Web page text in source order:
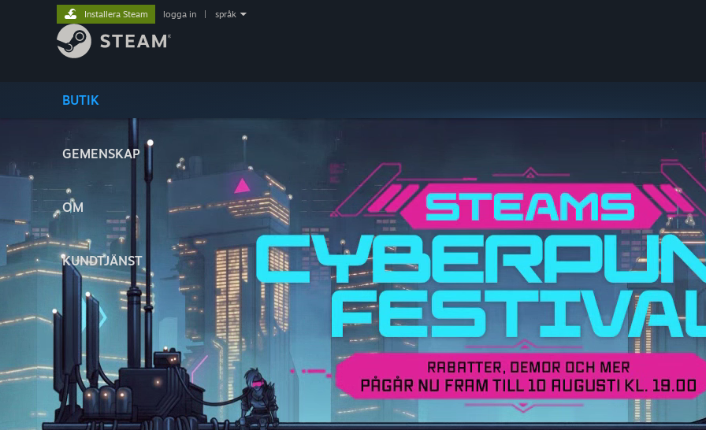
BUTIK
GEMENSKAP
OM
KUNDTJÄNST
Installera Steam logga in språk